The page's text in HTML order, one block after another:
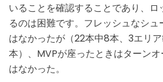
いることを確認することであり、
るのは困難です。フレッシュなシュ
はなかったが（22本中8本、3エリ
本）、MVPが座ったときはターン
はなかった。